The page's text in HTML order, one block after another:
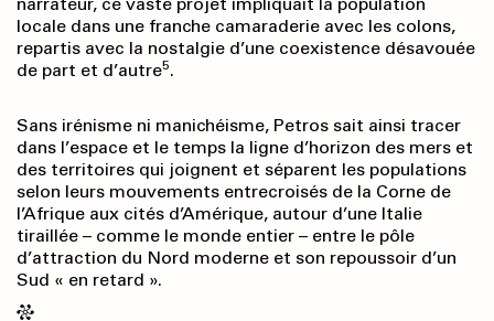
locale dans une franche camaraderie avec les colons,
repartis avec la nostalgie d’une coexistence désavouée
de part et d’autre5.
Sans irénisme ni manichéisme, Petros sait ainsi tracer
dans l’espace et le temps la ligne d’horizon des mers et
des territoires qui joignent et séparent les populations
selon leurs mouvements entrecroisés de la Corne de
l’Afrique aux cités d’Amérique, autour d’une Italie
tiraillée – comme le monde entier – entre le pôle
d’attraction du Nord moderne et son repoussoir d’un
Sud « en retard ».